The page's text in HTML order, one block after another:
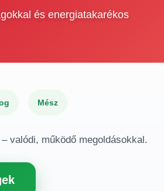
és energiatakarékos
Mész
valódi, működő megoldásokkal.